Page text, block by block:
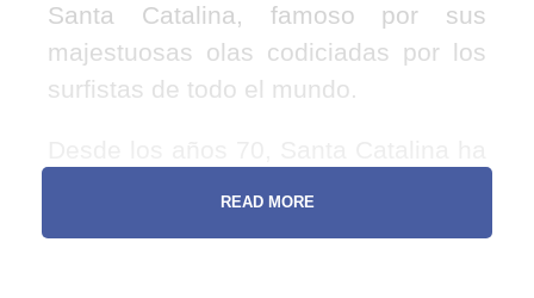
Santa Catalina, famoso por sus
majestuosas olas codiciadas por los
surfistas de todo el mundo.
READ MORE